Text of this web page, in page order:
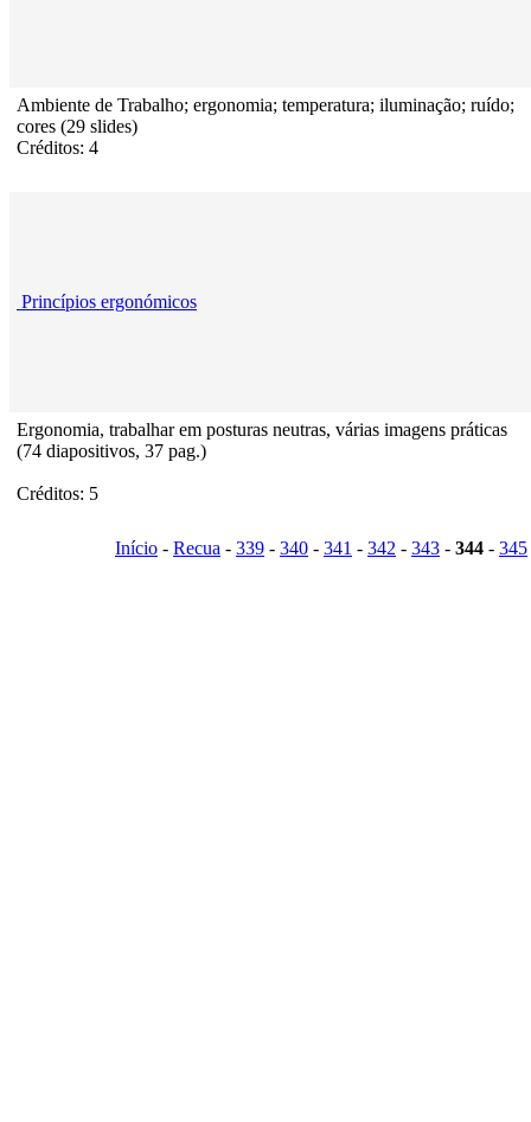
Ambiente de Trabalho; ergonomia; temperatura; iluminação; ruído;
cores (29 slides)
Créditos: 4
Princípios ergonómicos
Ergonomia, trabalhar em posturas neutras, várias imagens práticas
(74 diapositivos, 37 pag.)
Créditos: 5
Início - Recua - 339 - 340 - 341 - 342 - 343 - 344 - 345